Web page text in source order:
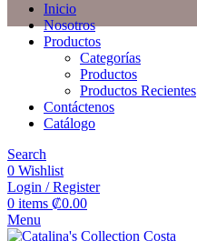
Inicio
Nosotros
Productos
Categorías
Productos
Productos Recientes
Contáctenos
Catálogo
Search
0 Wishlist
Login / Register
0 items ₡0.00
Menu